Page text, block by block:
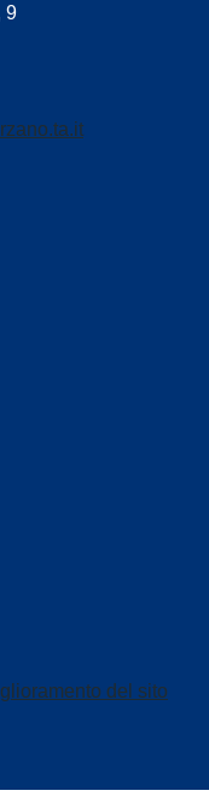
9
del sito